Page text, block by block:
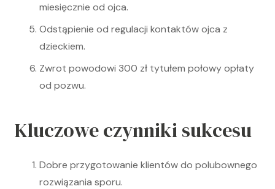
miesięcznie od ojca.
Odstąpienie od regulacji kontaktów ojca z
dzieckiem.
Zwrot powodowi 300 zł tytułem połowy opłaty
od pozwu.
Kluczowe czynniki sukcesu
Dobre przygotowanie klientów do polubownego
rozwiązania sporu.